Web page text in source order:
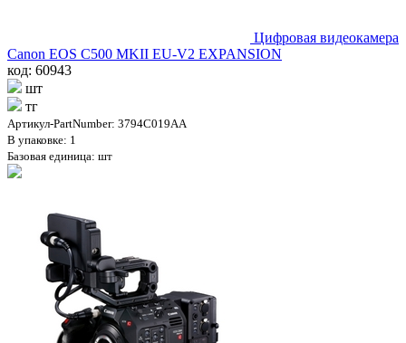
Цифровая видеокамера
Canon EOS C500 MKII EU-V2 EXPANSION
код: 60943
шт
тг
Артикул-PartNumber: 3794C019AA
В упаковке: 1
Базовая единица: шт